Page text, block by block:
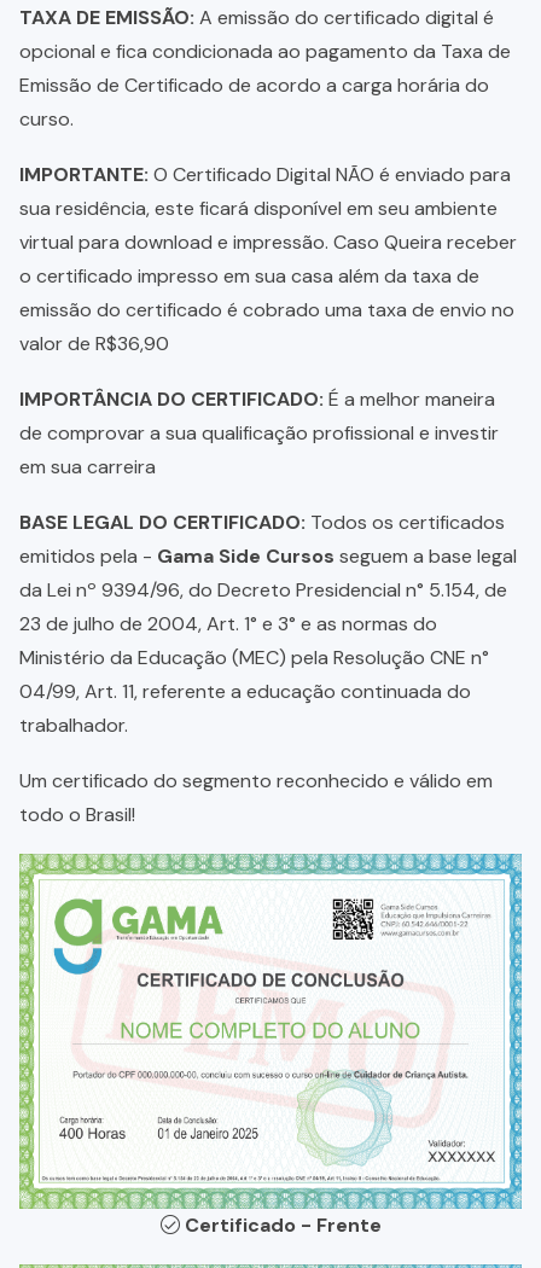
TAXA DE EMISSÃO: A emissão do certificado digital é
opcional e fica condicionada ao pagamento da Taxa de
Emissão de Certificado de acordo a carga horária do
curso.
IMPORTANTE: O Certificado Digital NÃO é enviado para
sua residência, este ficará disponível em seu ambiente
virtual para download e impressão. Caso Queira receber
o certificado impresso em sua casa além da taxa de
emissão do certificado é cobrado uma taxa de envio no
valor de R$36,90
IMPORTÂNCIA DO CERTIFICADO: É a melhor maneira
de comprovar a sua qualificação profissional e investir
em sua carreira
BASE LEGAL DO CERTIFICADO: Todos os certificados
emitidos pela - Gama Side Cursos seguem a base legal
da Lei nº 9394/96, do Decreto Presidencial n° 5.154, de
23 de julho de 2004, Art. 1° e 3° e as normas do
Ministério da Educação (MEC) pela Resolução CNE n°
04/99, Art. 11, referente a educação continuada do
trabalhador.
Um certificado do segmento reconhecido e válido em
todo o Brasil!
Certificado - Frente